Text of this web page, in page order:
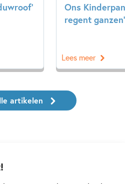
Ons
regent ganzen’
Lees meer
artikelen